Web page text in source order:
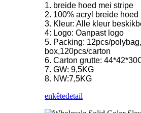
1. breide hoed mei stripe
2. 100% acryl breide hoed
3. Kleur: Alle kleur
4: Logo: Oanpast logo
5. Packing: 12pcs/
box,120pcs/carton
6. Carton grutte:
7. GW: 9,5KG
8. NW:7,5KG
enkêtedetail